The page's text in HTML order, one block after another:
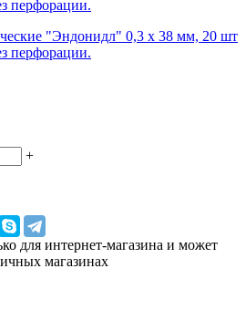
+
для интернет-магазина и может
магазинах